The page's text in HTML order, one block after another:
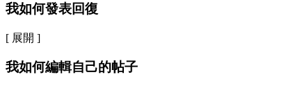
我如何發表回復
[ 展開 ]
我如何編輯自己的帖子